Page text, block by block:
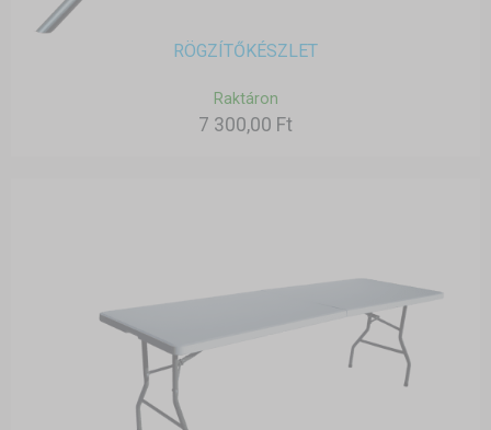
RÖGZÍTŐKÉSZLET
Raktáron
7 300,00 Ft